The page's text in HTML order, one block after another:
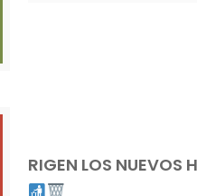
RIGEN LOS NUEVOS